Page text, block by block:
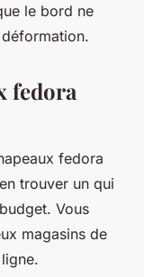
le bord ne
fedora
fedora
trouver un qui
Vous
magasins de